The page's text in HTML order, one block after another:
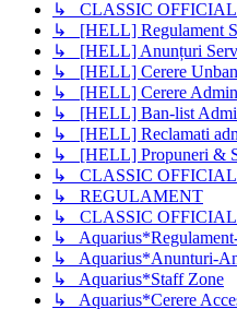
↳ CLASSIC
↳ [HELL] Regulament
↳ [HELL] Anunțuri
↳ [HELL] Cerere Unban
↳ [HELL] Cerere
↳ [HELL] Ban-list
↳ [HELL] Reclamati
↳ [HELL] Propuneri &
↳ CLASSIC
↳ REGULAMENT
↳ CLASSIC
↳
↳ Aquarius*Anunturi-
↳ Aquarius*Staff Zone
↳ Aquarius*Cerere